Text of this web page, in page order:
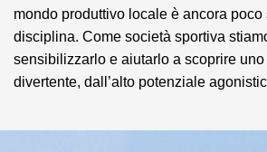
mondo produttivo locale è ancora
disciplina. Come società sportiva
sensibilizzarlo e aiutarlo a scoprire
divertente, dall’alto potenziale